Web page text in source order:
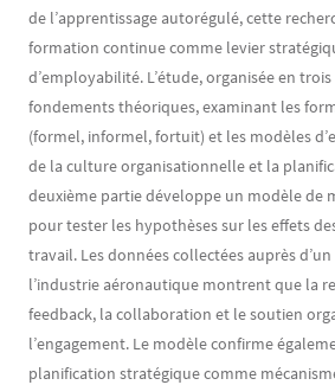
de l’apprentissage autorégulé, cette
formation continue comme levier
d’employabilité. L’étude, organisée en
fondements théoriques, examinant les
(formel, informel, fortuit) et les modèles
de la culture organisationnelle et la
deuxième partie développe un modèle de
pour tester les hypothèses sur les effets
travail. Les données collectées auprès
l’industrie aéronautique montrent que la
feedback, la collaboration et le soutien
l’engagement. Le modèle confirme
planification stratégique comme